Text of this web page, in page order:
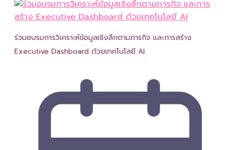
ร่วมอบรมการวิเคราะห์ข้อมูลเชิงลึกตามภารกิจ และการสร้าง
Executive Dashboard ด้วยเทคโนโลยี AI